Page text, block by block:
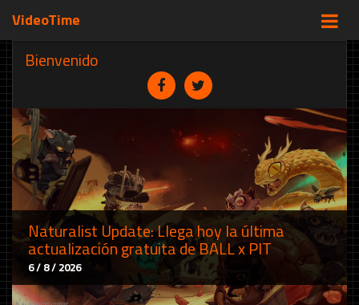
VideoTime
Bienvenido
Naturalist Update: Llega hoy la última
actualización gratuita de BALL x PIT
6 / 8 / 2026